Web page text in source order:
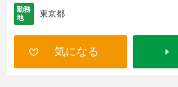
勤務
地
東京都
気になる